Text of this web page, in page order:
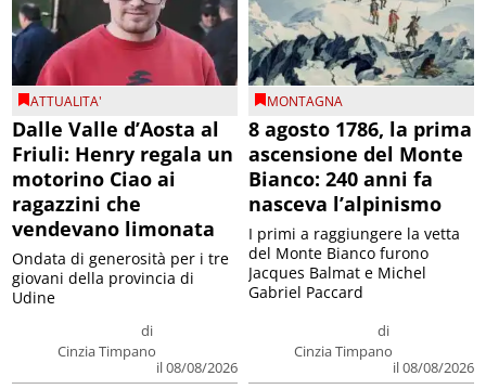
ATTUALITA'
Dalle Valle d’Aosta al
Friuli: Henry regala un
motorino Ciao ai
ragazzini che
vendevano limonata
di
Cinzia Timpano
il 08/08/2026
Ondata di generosità per i tre
giovani della provincia di
Udine
MONTAGNA
8 agosto 1786, la prima
ascensione del Monte
Bianco: 240 anni fa
nasceva l’alpinismo
di
Cinzia Timpano
il 08/08/2026
I primi a raggiungere la vetta
del Monte Bianco furono
Jacques Balmat e Michel
Gabriel Paccard